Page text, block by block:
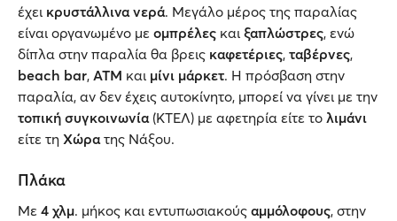
έχει κρυστάλλινα νερά. Μεγάλο μέρος της παραλίας
είναι οργανωμένο με ομπρέλες και ξαπλώστρες, ενώ
δίπλα στην παραλία θα βρεις καφετέριες, ταβέρνες,
beach bar, ATM και μίνι μάρκετ. Η πρόσβαση στην
παραλία, αν δεν έχεις αυτοκίνητο, μπορεί να γίνει με την
τοπική συγκοινωνία(ΚΤΕΛ) με αφετηρία είτε το λιμάνι
είτε τη Χώρατης Νάξου.
Πλάκα
Με 4 χλμ. μήκος και εντυπωσιακούς αμμόλοφους, στην